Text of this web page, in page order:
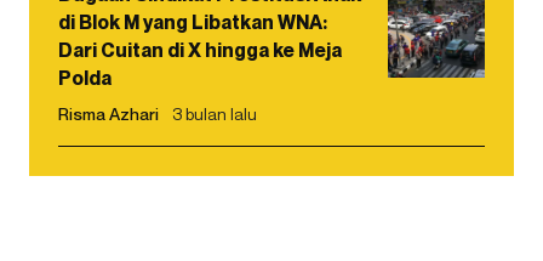
di Blok M yang Libatkan WNA:
Dari Cuitan di X hingga ke Meja
Polda
Risma Azhari 3 bulan lalu